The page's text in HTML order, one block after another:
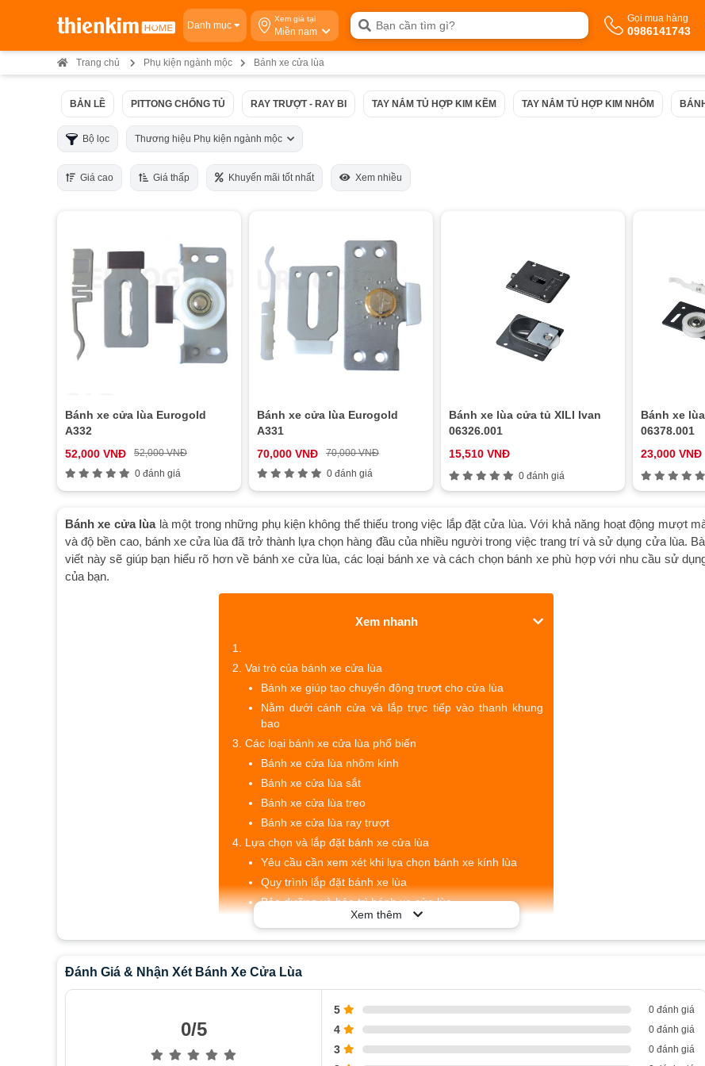
Danh mục
Xem giá tại
Miền nam
Gọi mua hàng
0986141743
Trang chủ Phụ kiện ngành mộc Bánh xe cửa lùa
BẢN LỀ PITTONG CHỐNG TỦ RAY TRƯỢT - RAY BI TAY NẮM TỦ HỢP KIM KẼM TAY NẮM TỦ HỢP KIM NHÔM
Bộ lọc Thương hiệu Phụ kiện ngành mộc
Giá cao Giá thấp Khuyến mãi tốt nhất Xem nhiều
Bánh xe cửa lùa Eurogold
A332
52,000 VNĐ
52,000 VNĐ
0 đánh giá
Bánh xe cửa lùa Eurogold
A331
70,000 VNĐ
70,000 VNĐ
0 đánh giá
Bánh xe lùa cửa tủ XILI Ivan
06326.001
15,510 VNĐ
0 đánh giá
Bánh xe
06378.001
23,000 VNĐ
Bánh xe cửa lùalà một trong những phụ kiện không thể thiếu trong việc lắp đặt cửa lùa. Với khả năng hoạt động mượt
và độ bền cao, bánh xe cửa lùa đã trở thành lựa chọn hàng đầu của nhiều người trong việc trang trí và sử dụng cửa lùa.
viết này sẽ giúp bạn hiểu rõ hơn về bánh xe cửa lùa, các loại bánh xe và cách chọn bánh xe phù hợp với nhu cầu sử
của bạn.
Xem nhanh
Vai trò của bánh xe cửa lùa
Bánh xe giúp tạo chuyển động trượt cho cửa lùa
Nằm dưới cánh cửa và lắp trực tiếp vào thanh khung
bao
Các loại bánh xe cửa lùa phổ biến
Bánh xe cửa lùa nhôm kính
Bánh xe cửa lùa sắt
Bánh xe cửa lùa treo
Bánh xe cửa lùa ray trượt
Lựa chọn và lắp đặt bánh xe cửa lùa
Yêu cầu cần xem xét khi lựa chọn bánh xe kính lùa
Quy trình lắp đặt bánh xe lùa
Bảo dưỡng và bảo trì bánh xe cửa lùa
Tính năng và lợi ích của bánh xe cửa lùa
Tạo động lực cho chuyển động trượt của cửa lùa
lùa
Bảo vệ và đảm bảo an toàn cho hệ thống cửa lùa
Xem thêm
Đánh Giá & Nhận Xét Bánh Xe Cửa Lùa
0/5
5 0 đánh giá
4 0 đánh giá
3 0 đánh giá